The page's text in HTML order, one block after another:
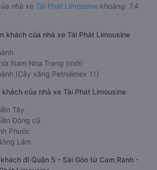
nhà xe Tài Phát Limousine khoảng: 7.4
khách của nhà xe Tài Phát Limousine
Nam Nha Trang (mới)
(Cây xăng Petrolimex 11)
của nhà xe Tài Phát Limousine
Tây
Đông cũ
Phước
Lâm
đi Quận 5 - Sài Gòn từ Cam Ranh -